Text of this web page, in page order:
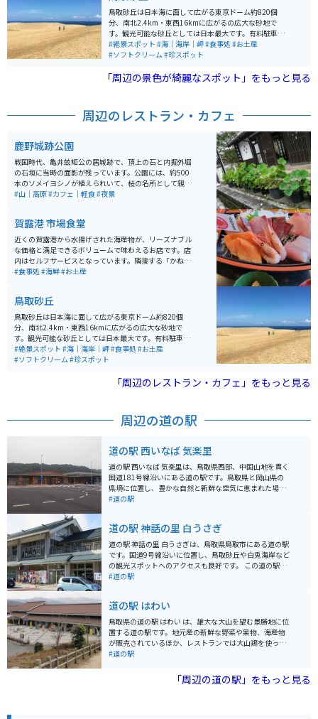
しさも堪能できます。ただし、参拝には体力と注意が必
要で、特に登山道は急坂で滑りやすいため、動きやすい
服装と靴で訪れてください。
鳥取砂丘は日本海に面して広がる東京ドーム約820個
分、南北2.4km・東西16kmに広がるの広大な砂地で
す。観光可能な砂丘としては日本最大です。有料駐車場
が近いですが、砂丘センターや市営駐車場は無料で利用
可能です。リフトを使用すれば砂丘まで約5分で行くこと
すい靴をオススメします。鳥取砂丘ビジターセンターに
海が目の前に広がります。砂丘には多彩なアクティビテ
ィもあり、風と光と砂が織りなすパノラマも魅力的で
#絶景スポット #海｜海岸｜岬#食事処 #お土産
#ソフトクリーム#珍スポット
「周辺の景色が綺麗なスポット」をもっと見る
周辺のレストラン・カフェ
鹿野城跡公園
戦国時代、亀井玆矩公の居城跡で、頂上の石と内掘外堀
の石垣に当時の面影が残っています。公園には、約500
本のソメイヨシノが植えられいて、桜の名所として親し
まれています。天守跡からは日本海をのぞむことができ
り、桜の名所として有名で景色が良いのでおすすめで
す。「鹿野桜祭り」も開かれます。近くにレトロなカフ
ェもあるので、ゆっくりできます。
#山｜高原#カフェ｜軽食#夜景
賀露港 市場食堂
近くの賀露港から水揚げされた海産物が、リーズナブル
な価格と満足できるボリュームで味わえるお店です。店
内はセルフサービスとなっています。隣接する「かねま
さ・浜下商店」では新鮮な海の幸を購入することができ
#食事処 #海鮮#お土産
鳥取砂丘
鳥取砂丘は日本海に面して広がる東京ドーム約820個
分、南北2.4km・東西16kmに広がるの広大な砂地で
す。観光可能な砂丘としては日本最大です。有料駐車場
が近いですが、砂丘センターや市営駐車場は無料で利用
可能です。リフトを使用すれば砂丘まで約5分で行くこと
すい靴をオススメします。鳥取砂丘ビジターセンターに
海が目の前に広がります。砂丘には多彩なアクティビテ
#絶景スポット #海｜海岸｜岬#食事処 #お土産
#ソフトクリーム#珍スポット
「周辺のレストラン・カフェ」をもっと見る
周辺の道の駅
道の駅 西いなば 気楽里
道の駅 西いなば 気楽里は、鳥取県西部、中国山地を貫く
国道181号線沿いにある道の駅です。鳥取県と岡山県の
県境に位置し、豊かな自然と新鮮な空気に恵まれた場所
です。 道の駅には、地元の特産品を販売する物産コーナ
物、地元産の猪肉や鹿肉を使ったジビエ料理、西いなば
の特産品である「豆腐ちくわ」などが人気です。レスト
ランでは、鳥取県産の食材を使った定食や麺類、丼物な
どが味わえます。 また、道の駅 西いなば 気楽里は、バイ
クツーリングの拠点としても人気があります。道の駅に
景スポットがたくさんあります。ツーリングの休憩に、
ぜひお立ち寄りください。 周辺には、鳥取県の名峰・大
山や、日本最大級の花崗岩ドームとして知られる「鬼の
舌震」などの観光スポットがあります。道の駅で情報収
集をしてから、観光に出かけるのもおすすめです。
#道の駅
道の駅 神話の里 白うさぎ
道の駅 神話の里 白うさぎは、鳥取県鳥取市にある道の駅
です。国道9号線沿いに位置し、鳥取砂丘や白兎海岸など
の観光スポットへのアクセスも良好です。 この道の駅
は、「因幡の白兎」の神話にちなんだ施設となってお
売するショップやレストランもあり、鳥取の味覚を楽し
むこともできます。 バイクで訪れる場合、道の駅には広
い駐車場が完備されているため安心です。鳥取砂丘や白
兎海岸など、周辺には風光明媚なスポットが多いため、
ツーリングの拠点としても最適です。 鳥取県は、二十世
やお土産が販売されていることがありますので、ぜひ味
#道の駅
道の駅 はわい
鳥取県の道の駅 はわい は、雄大な大山を望む景勝地に位
置する道の駅です。地元産の新鮮な野菜や果物、海産物
が販売されているほか、レストランでは大山鶏を使った
料理や、新鮮な海の幸を味わうことができます。 バイク
ので安心です。大山方面へ続くワインディングロード
は、景色も良くツーリングにも最適です。周辺には、大
#道の駅
「周辺の道の駅」をもっと見る